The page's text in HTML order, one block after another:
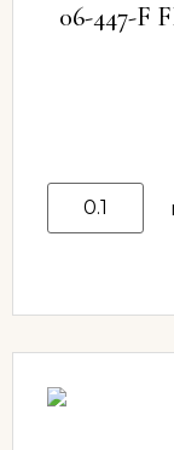
06-447-F